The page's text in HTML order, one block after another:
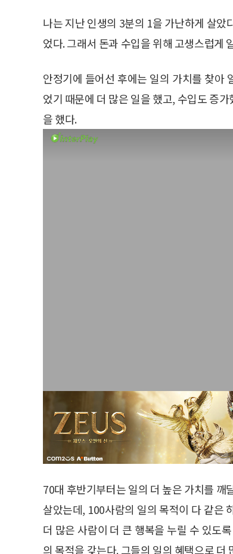
나는 지난 인생의 3분의 1을 가난하게 살았
었다. 그래서 돈과 수입을 위해 고생스럽게
안정기에 들어선 후에는 일의 가치를 찾아
었기 때문에 더 많은 일을 했고, 수입도 증
을 했다.
70대 후반기부터는 일의 더 높은 가치를
살았는데, 100사람의 일의 목적이 다 같은
더 많은 사람이 더 큰 행복을 누릴 수 있도
의 목적을 갖는다. 그들의 일의 혜택으로 더